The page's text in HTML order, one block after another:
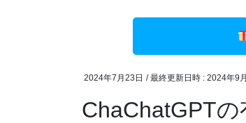
2024年7月23日 / 最終更新日時 : 2024年9
ChaChatGPTの